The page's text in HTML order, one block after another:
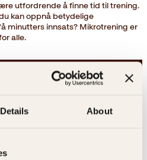
Details About
utfordrende å finne tid til trening.
kan oppnå betydelige
minutters innsats? Mikrotrening er
alle.